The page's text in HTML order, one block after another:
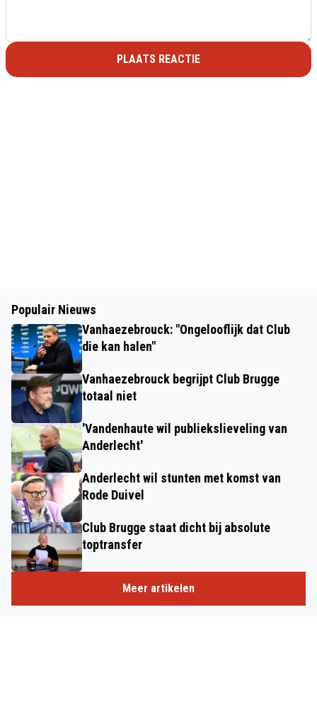
PLAATS REACTIE
Populair Nieuws
Vanhaezebrouck: "Ongelooflijk dat Club
die kan halen"
Vanhaezebrouck begrijpt Club Brugge
totaal niet
'Vandenhaute wil publiekslieveling van
Anderlecht'
Anderlecht wil stunten met komst van
Rode Duivel
Club Brugge staat dicht bij absolute
toptransfer
Meer artikelen